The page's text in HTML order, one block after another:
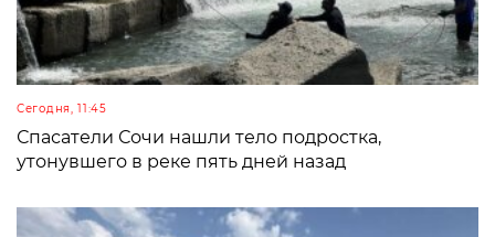
Сегодня, 11:45
Спасатели Сочи нашли тело подростка,
утонувшего в реке пять дней назад